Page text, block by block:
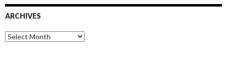
ARCHIVES
Archives